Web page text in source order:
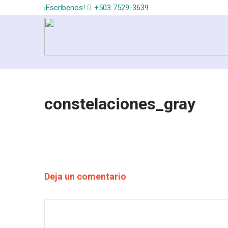
¡Escríbenos! +503 7529-3639
constelaciones_gray
Deja un comentario